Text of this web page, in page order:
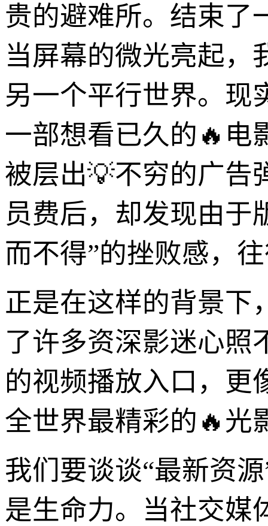
贵的避难所。结束了
当屏幕的微光亮起，
另一个平行世界。现
一部想看已久的🔥电
被层出💡不穷的广告
员费后，却发现由于
而不得”的挫败感，
正是在这样的背景下
了许多资深影迷心照
的视频播放入口，更
全世界最精彩的🔥光
我们要谈谈“最新资
是生命力。当社交媒